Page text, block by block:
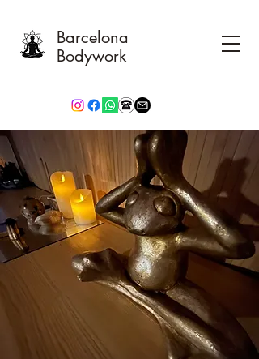
Barcelona
Bodywork